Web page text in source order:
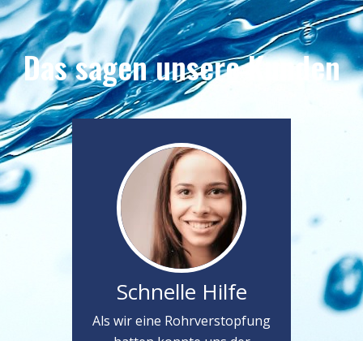
Das sagen unsere Kunden
Schnelle Hilfe
Als wir eine Rohrverstopfung